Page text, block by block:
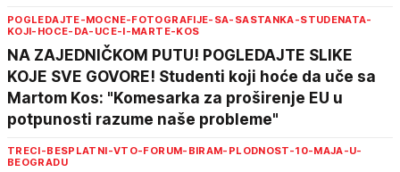
POGLEDAJTE-MOCNE-FOTOGRAFIJE-SA-SASTANKA-STUDENATA-
KOJI-HOCE-DA-UCE-I-MARTE-KOS
NA ZAJEDNIČKOM PUTU! POGLEDAJTE SLIKE
KOJE SVE GOVORE! Studenti koji hoće da uče sa
Martom Kos: "Komesarka za proširenje EU u
potpunosti razume naše probleme"
TRECI-BESPLATNI-VTO-FORUM-BIRAM-PLODNOST-10-MAJA-U-
BEOGRADU